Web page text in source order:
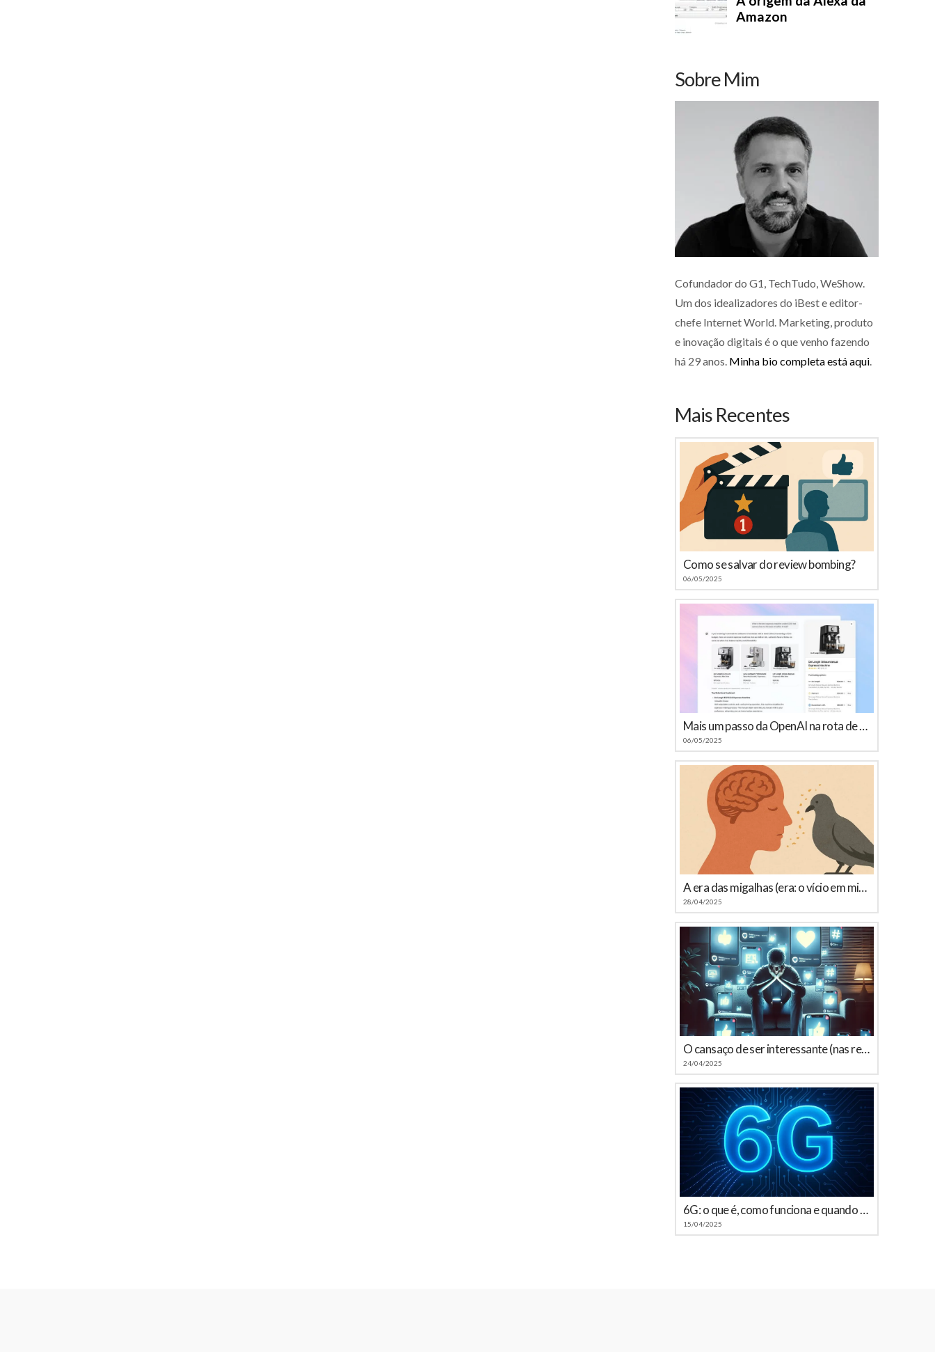
Sobre Mim
Cofundador do G1, TechTudo, WeShow.
Um dos idealizadores do iBest e editor-
chefe Internet World. Marketing, produto
e inovação digitais é o que venho fazendo
há 29 anos. Minha bio completa está aqui.
Mais Recentes
Como se salvar do review bombing?
06/05/2025
Mais um passo da OpenAI na rota de colisão com o Google
06/05/2025
A era das migalhas (era: o vício em microconteúdos)
28/04/2025
O cansaço de ser interessante (nas redes sociais)
24/04/2025
6G: o que é, como funciona e quando chega ao Brasil
15/04/2025